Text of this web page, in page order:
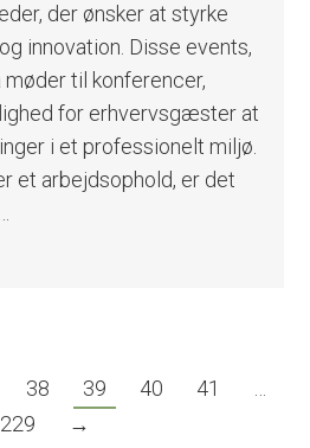
der ønsker at styrke
innovation. Disse events,
til konferencer,
for erhvervsgæster at
i et professionelt miljø.
et arbejdsophold, er det
38 39 40 41
…
229
→